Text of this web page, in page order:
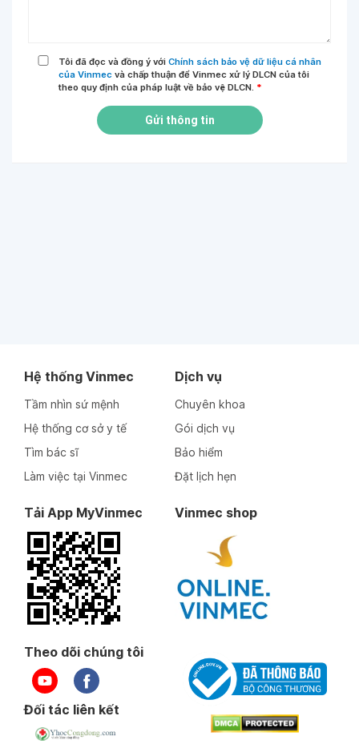
Tôi đã đọc và đồng ý với Chính sách bảo vệ dữ liệu cá nhân
của Vinmec và chấp thuận để Vinmec xử lý DLCN của tôi
theo quy định của pháp luật về bảo vệ DLCN. *
Gửi thông tin
Hệ thống Vinmec
Tầm nhìn sứ mệnh
Hệ thống cơ sở y tế
Tìm bác sĩ
Làm việc tại Vinmec
Dịch vụ
Chuyên khoa
Gói dịch vụ
Bảo hiểm
Đặt lịch hẹn
Tải App MyVinmec Vinmec shop
Theo dõi chúng tôi
Đối tác liên kết